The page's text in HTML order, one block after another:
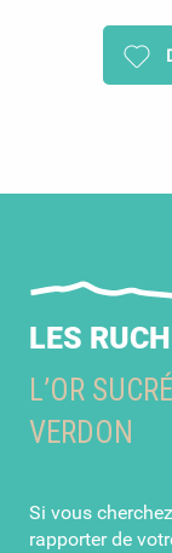
LES
L’OR
VERDON
Si vous
rapporter de